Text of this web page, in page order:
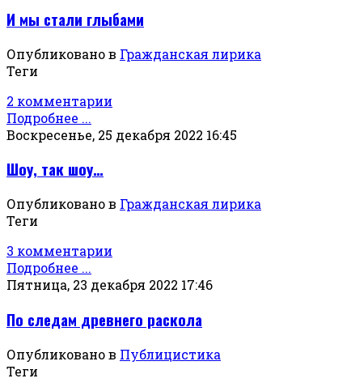
И мы стали глыбами
Опубликовано в Гражданская лирика
Теги
2 комментарии
Подробнее ...
Воскресенье, 25 декабря 2022 16:45
Шоу, так шоу…
Опубликовано в Гражданская лирика
Теги
3 комментарии
Подробнее ...
Пятница, 23 декабря 2022 17:46
По следам древнего раскола
Опубликовано в Публицистика
Теги